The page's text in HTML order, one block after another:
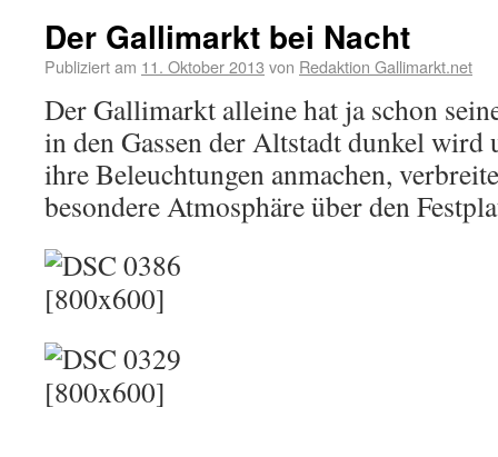
Der Gallimarkt bei Nacht
Publiziert am 11. Oktober 2013 von Redaktion Gallimarkt.net
Der Gallimarkt alleine hat ja schon
in den Gassen der Altstadt dunkel wird
ihre Beleuchtungen anmachen,
besondere Atmosphäre über den